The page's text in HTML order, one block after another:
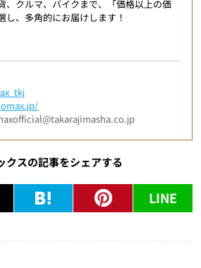
、クルマ、バイクまで、「価格以上の価
し、多角的にお届けします！
クスの記事をシェアする
LINE